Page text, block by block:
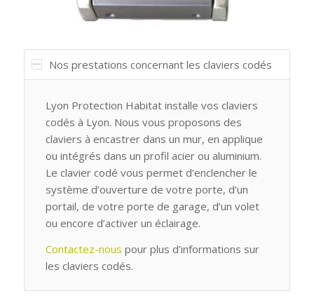
Nos prestations concernant les claviers codés
Lyon Protection Habitat installe vos claviers
codés à Lyon. Nous vous proposons des
claviers à encastrer dans un mur, en applique
ou intégrés dans un profil acier ou aluminium.
Le clavier codé vous permet d’enclencher le
système d’ouverture de votre porte, d’un
portail, de votre porte de garage, d’un volet
ou encore d’activer un éclairage.
Contactez-nous pour plus d’informations sur
les claviers codés.